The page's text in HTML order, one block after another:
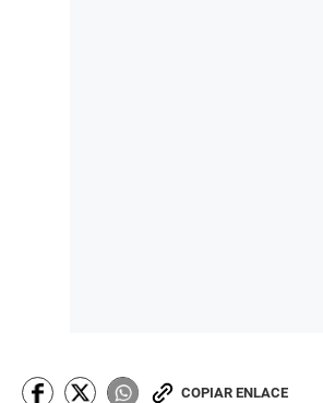
COPIAR ENLACE